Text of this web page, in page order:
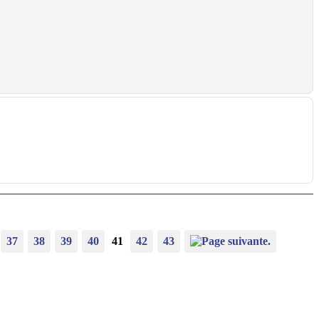
37 38 39 40 41 42 43